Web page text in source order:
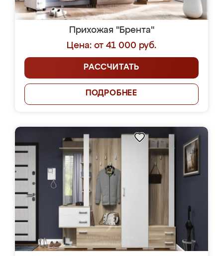
Прихожая "Брента"
Цена: от 41 000 руб.
РАССЧИТАТЬ
ПОДРОБНЕЕ